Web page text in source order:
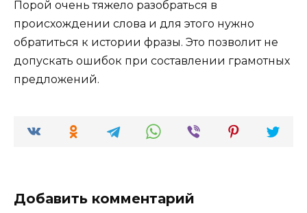
Порой очень тяжело разобраться в
происхождении слова и для этого нужно
обратиться к истории фразы. Это позволит не
допускать ошибок при составлении грамотных
предложений.
Добавить комментарий